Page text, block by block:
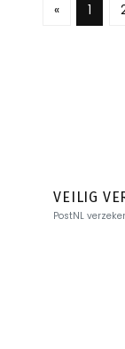
« 1
VEILIG
PostNL